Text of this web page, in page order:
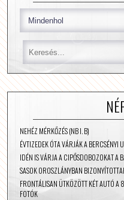
NEHÉZ MÉRKŐZÉS (NB I. B)
ÉVTIZEDEK ÓTA VÁRJÁK A BERCSÉNYI
IDÉN IS VÁRJA A CIPŐSDOBOZOKAT A
SASOK OROSZLÁNYBAN
FRONTÁLISAN ÜTKÖZÖTT KÉT AUTÓ A
FOTÓK